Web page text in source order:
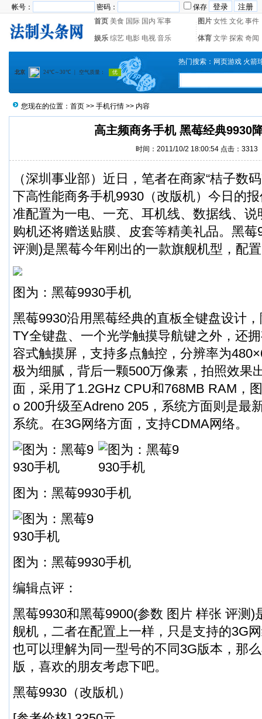
帐号： 密码：
保存
首页 美食 国际 国内 军事 图片 女性 文化 事件
娱乐 综艺 电影 电视 音乐 体育 文学 探索 奇闻
热门搜索： 网页游戏 火箭
您现在的位置： 首页 >> 手机行情 >> 内容
高主频商务手机 黑莓经典9930
时间：2011/10/2 18:00:54 点击：3313
（深圳事业部）近日，笔者在商家“桔子数
下高性能商务手机9930（改版机）今日的
准配置为一电、一充、耳机线、数据线、
购机还将赠送贴膜、皮套等精美礼品。黑
评测)是黑莓今年刚出的一款旗舰机型，配
图为：黑莓9930手机
黑莓9930沿用黑莓经典的直板全键盘设计
TY全键盘、一个光学触摸导航键之外，还
容式触摸屏，支持多点触控，分辨率为
极为细腻，背后一颗500万像素，拍照效果
面，采用了1.2GHz CPU和768MB RAM，
o 200升级至Adreno 205，系统方面则是最
系统。在3G网络方面，支持CDMA网络。
图为：黑莓9930手机
图为：黑莓9930手机
编辑点评：
黑莓9930和黑莓9900(参数 图片 样张 评测)
舰机，二者在配置上一样，只是支持的3G
也可以理解为同一型号的不同3G版本，那
版，喜欢的朋友考虑下吧。
黑莓9930（改版机）